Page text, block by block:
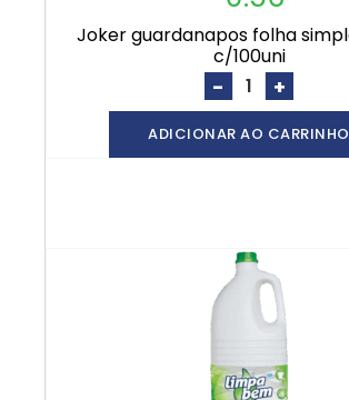
joker guardanapos folha simples 22x22
c/100uni
- +
ADICIONAR AO CARRINHO